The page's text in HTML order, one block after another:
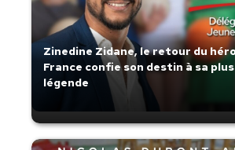
Zinedine Zidane, le retour du
France confie son destin à sa
légende